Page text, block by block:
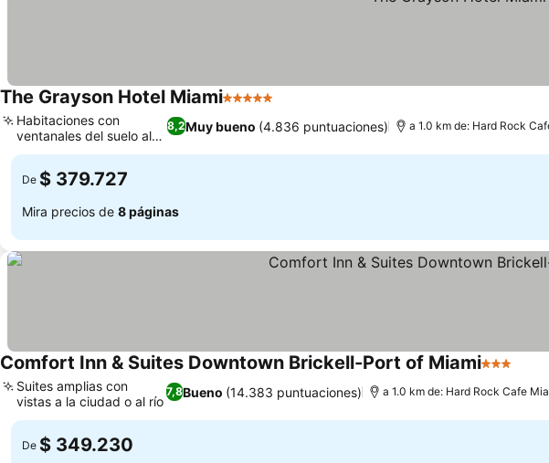
The Grayson Hotel Miami5 Estrellas
8,2Muy bueno (4.836 puntuaciones)
Habitaciones con
ventanales del suelo al
techo
a 1.0 km de: Hard Rock
De $ 379.727
Mira precios de 8 páginas
Comfort Inn & Suites Downtown Brickell-Port of Miami3 Estrellas
7,8Bueno (14.383 puntuaciones)
Suites amplias con
vistas a la ciudad o al río
a 1.0 km de: Hard Rock Cafe
De $ 349.230